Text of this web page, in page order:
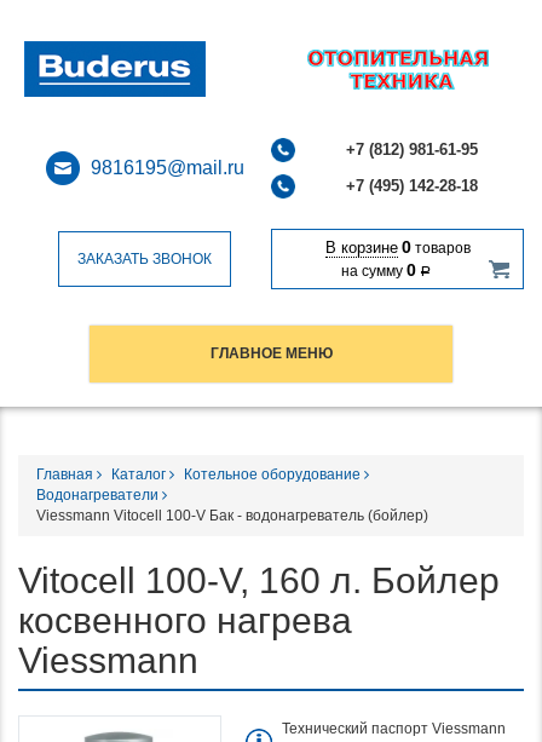
9816195@mail.ru
+7 (812) 981-61-95
+7 (495) 142-28-18
ЗАКАЗАТЬ ЗВОНОК
В корзине 0товаров
на сумму 0 Р
ГЛАВНОЕ МЕНЮ
Главная Каталог
Котельное оборудование
Водонагреватели
Viessmann Vitocell 100-V Бак - водонагреватель (бойлер)
Vitocell 100-V, 160 л. Бойлер
косвенного нагрева
Viessmann
Технический паспорт Viessmann